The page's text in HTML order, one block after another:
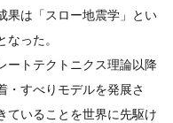
果は「スロー地震学」とい
った。
ートテクトニクス理論以降
・すべりモデルを発展さ
ていることを世界に先駆け